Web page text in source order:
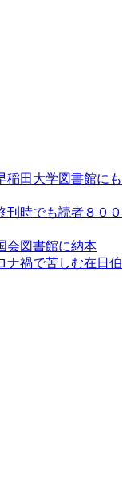
稲田大学図書館にも
刊時でも読者８００
会図書館に納本
ナ禍で苦しむ在日伯